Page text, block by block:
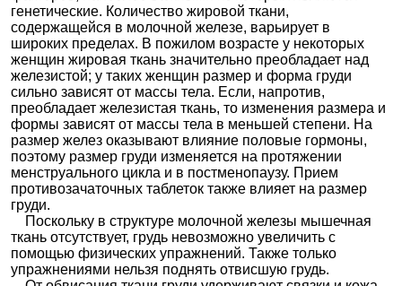
генетические. Количество жировой ткани,
содержащейся в молочной железе, варьирует в
широких пределах. В пожилом возрасте у некоторых
женщин жировая ткань значительно преобладает над
железистой; у таких женщин размер и форма груди
сильно зависят от массы тела. Если, напротив,
преобладает железистая ткань, то изменения размера и
формы зависят от массы тела в меньшей степени. На
размер желез оказывают влияние половые гормоны,
поэтому размер груди изменяется на протяжении
менструального цикла и в постменопаузу. Прием
противозачаточных таблеток также влияет на размер
груди.
Поскольку в структуре молочной железы мышечная
ткань отсутствует, грудь невозможно увеличить с
помощью физических упражнений. Также только
упражнениями нельзя поднять отвисшую грудь.